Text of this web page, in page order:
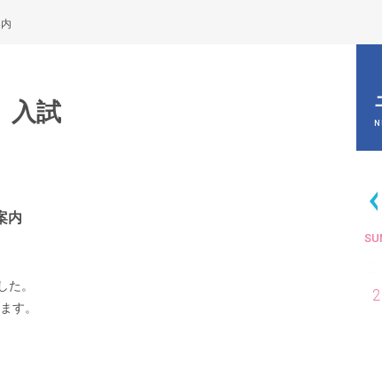
費用(
テニス部（男子） バスケットボール部（女子
テニス部（女子）
オープンスクール
入試
内
た。
す。
2